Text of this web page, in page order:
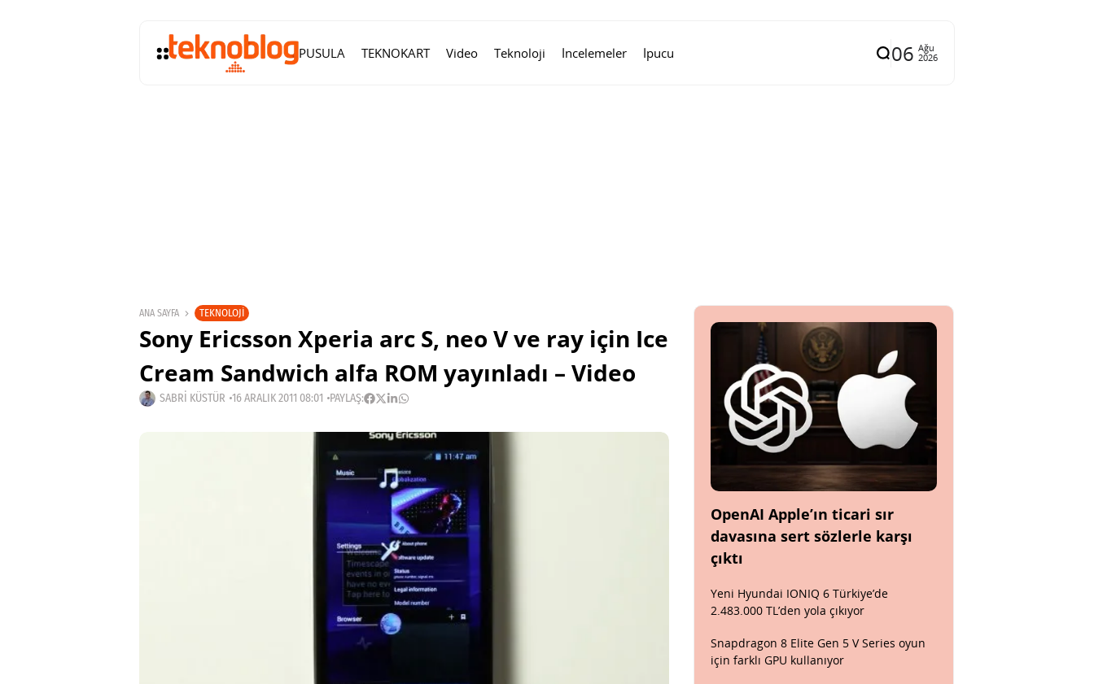
PUSULA TEKNOKART Video Teknoloji İncelemeler İpucu 06 Ağu
2026
ANA SAYFA TEKNOLOJI
Sony Ericsson Xperia arc S, neo V ve ray için Ice
Cream Sandwich alfa ROM yayınladı – Video
SABRI KÜSTÜR 16 ARALIK 2011 08:01 PAYLAŞ:
OpenAI Apple’ın ticari sır
davasına sert sözlerle karşı
çıktı
Yeni Hyundai IONIQ 6 Türkiye’de
2.483.000 TL’den yola çıkıyor
Snapdragon 8 Elite Gen 5 V Series oyun
için farklı GPU kullanıyor